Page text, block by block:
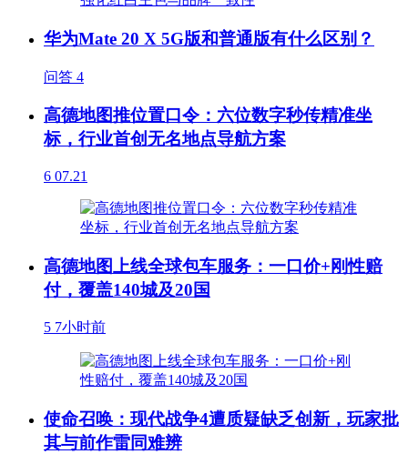
华为Mate 20 X 5G版和普通版有什么区别？
问答 4
高德地图推位置口令：六位数字秒传精准坐
标，行业首创无名地点导航方案
6 07.21
高德地图上线全球包车服务：一口价+刚性赔
付，覆盖140城及20国
5 7小时前
使命召唤：现代战争4遭质疑缺乏创新，玩家批
其与前作雷同难辨